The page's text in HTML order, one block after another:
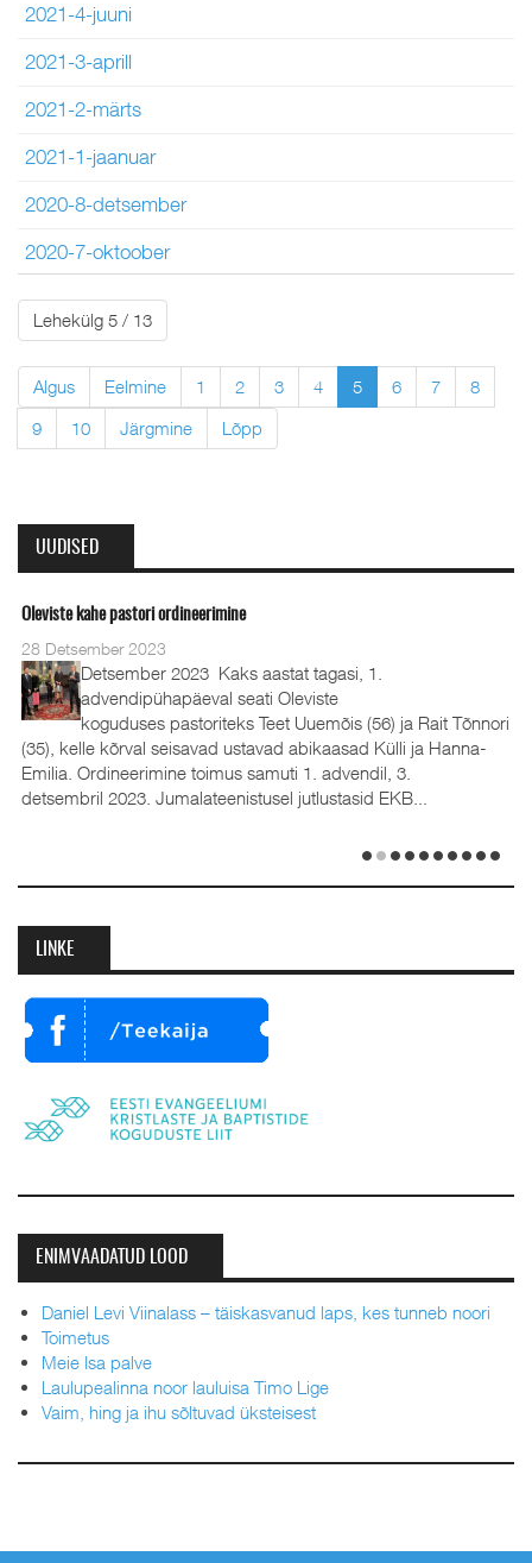
2021-4-juuni
2021-3-aprill
2021-2-märts
2021-1-jaanuar
2020-8-detsember
2020-7-oktoober
Lehekülg 5 / 13
Algus Eelmine 1 2 3 4 5 6 7
8
9
10 Järgmine Lõpp
UUDISED
Oleviste kahe pastori ordineerimine
28 Detsember 2023
Detsember 2023 Kaks aastat tagasi, 1.
advendipühapäeval seati Oleviste
koguduses pastoriteks Teet Uuemõis (56) ja Rait Tõnnori
(35), kelle kõrval seisavad ustavad abikaasad Külli ja Hanna-
Emilia. Ordineerimine toimus samuti 1. advendil, 3.
detsembril 2023. Jumalateenistusel jutlustasid EKB...
LINKE
ENIMVAADATUD LOOD
Daniel Levi Viinalass – täiskasvanud laps, kes tunneb noori
Toimetus
Meie Isa palve
Laulupealinna noor lauluisa Timo Lige
Vaim, hing ja ihu sõltuvad üksteisest